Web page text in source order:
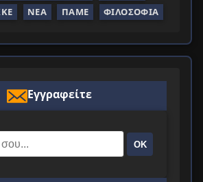
ΝΈΑ ΠΑΜΕ ΦΙΛΟΣΟΦΊΑ
Εγγραφείτε
ΟΚ